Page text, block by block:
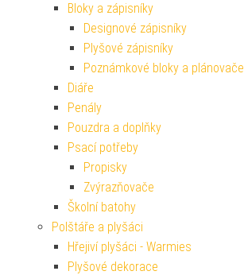
Bloky a zápisníky
Designové zápisníky
Plyšové zápisníky
Poznámkové bloky a plánovače
Diáře
Penály
Pouzdra a doplňky
Psací potřeby
Propisky
Zvýrazňovače
Školní batohy
Polštáře a plyšáci
Hřejiví plyšáci - Warmies
Plyšové dekorace